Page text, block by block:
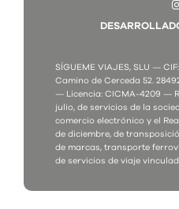
SÍGUEME VIAJES, SLU —
Camino de Cerceda 52.
— Licencia: CICMA-4209 —
julio, de servicios de la
comercio electrónico y el
de diciembre, de
de marcas, transporte
de servicios de viaje